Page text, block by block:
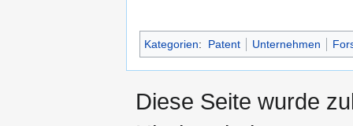
Kategorien: Patent Unternehmen
Diese Seite wurde